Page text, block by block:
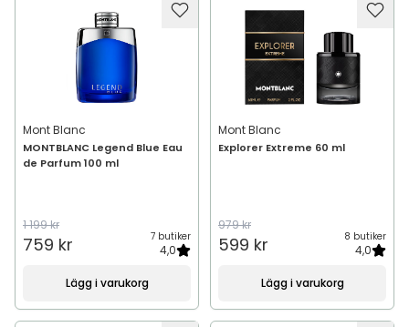
Mont Blanc
MONTBLANC Legend Blue Eau
de Parfum 100 ml
1 199 kr
759 kr 7 butiker
4,0
Lägg i varukorg
Mont Blanc
Explorer Extreme 60 ml
979 kr
599 kr 8 butiker
4,0
Lägg i varukorg